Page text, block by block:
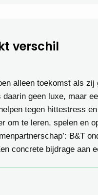
verschil
alleen toekomst als
geen luxe, maar
tegen hittestress
om te leren, spelen en
B&T
concrete bijdrage aan